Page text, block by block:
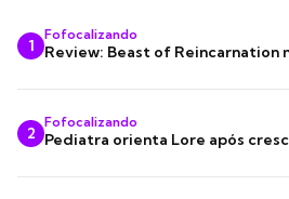
1
Fofocalizando
Review: Beast of Reincarnation
2
Fofocalizando
Pediatra orienta Lore após